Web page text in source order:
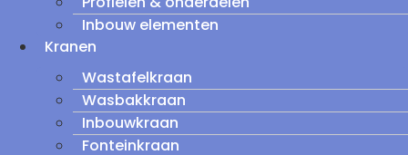
Inbouw elementen
Kranen
Wastafelkraan
Wasbakkraan
Inbouwkraan
Fonteinkraan